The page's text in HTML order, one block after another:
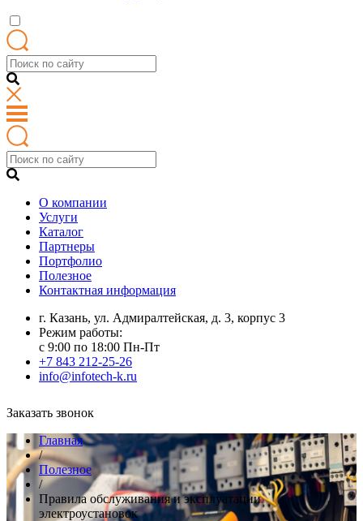
О компании
Услуги
Каталог
Партнеры
Портфолио
Полезное
Контактная информация
г. Казань, ул. Адмиралтейская, д. 3, корпус 3
Режим работы:
с 9:00 по 18:00 Пн-Пт
+7 843 212-25-26
info@infotech-k.ru
Заказать звонок
Главная
/
Полезное
/
Правила обслуживания и эксплуатации
электроустановок